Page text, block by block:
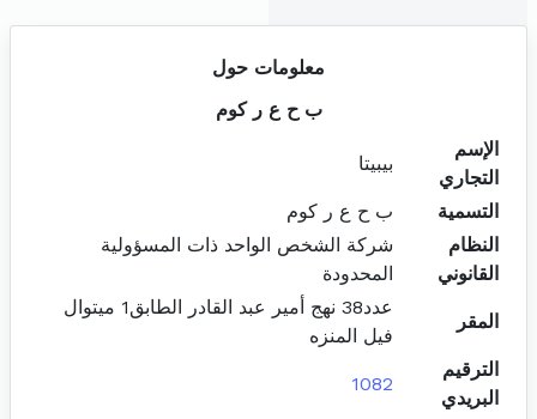
معلومات حول
ب ح ع ر كوم
الإسم
التجاري
بيبيتا
التسمية
ب ح ع ر كوم
النظام
القانوني
شركة الشخص الواحد ذات المسؤولية
المحدودة
المقر
عدد38 نهج أمير عبد القادر الطابق1 ميتوال
فيل المنزه
الترقيم
البريدي
1082